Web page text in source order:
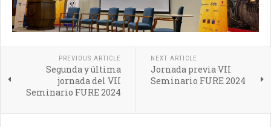
PREVIOUS ARTICLE
Segunda y última
jornada del VII
Seminario FURE 2024
NEXT ARTICLE
Jornada previa VII
Seminario FURE 2024